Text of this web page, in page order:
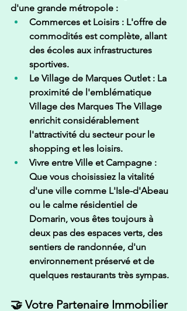
d'une grande métropole :
Commerces et Loisirs : L'offre de
commodités est complète, allant
des écoles aux infrastructures
sportives.
Le Village de Marques Outlet : La
proximité de l'emblématique
Village des Marques The Village
enrichit considérablement
l'attractivité du secteur pour le
shopping et les loisirs.
Vivre entre Ville et Campagne :
Que vous choisissiez la vitalité
d'une ville comme L'Isle-d'Abeau
ou le calme résidentiel de
Domarin, vous êtes toujours à
deux pas des espaces verts, des
sentiers de randonnée, d'un
environnement préservé et de
quelques restaurants très sympas.
🤝 Votre Partenaire Immobilier